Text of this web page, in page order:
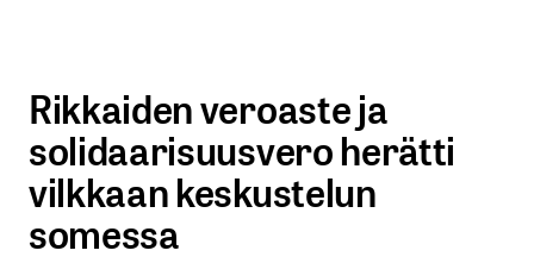
Rikkaiden veroaste ja
solidaarisuusvero herätti
vilkkaan keskustelun
somessa